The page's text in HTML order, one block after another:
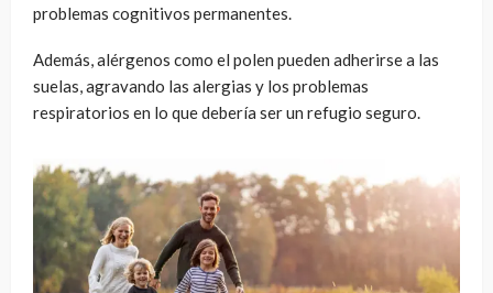
problemas cognitivos permanentes.
Además, alérgenos como el polen pueden adherirse a las
suelas, agravando las alergias y los problemas
respiratorios en lo que debería ser un refugio seguro.